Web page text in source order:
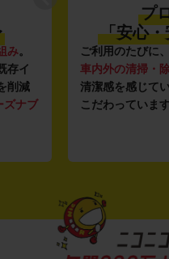
み。
存イ
削減
ズナブ
プ
「安心
ご利用のたびに、
車内外の清掃・
清潔感を感じて
こだわっています